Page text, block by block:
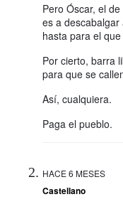
Pero Óscar, el
es a
hasta para el
Por cierto, barra
para que se
Así, cualquiera.
Paga el pueblo.
HACE 6 MESES
Castellano